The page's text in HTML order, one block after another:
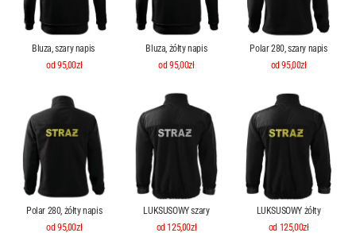
Bluza, szary napis
od 95,00zł
Bluza, żółty napis
od 95,00zł
Polar 280, szary napis
od 95,00zł
Polar 280, żółty napis
od 95,00zł
LUKSUSOWY szary
od 125,00zł
LUKSUSOWY żółty
od 125,00zł